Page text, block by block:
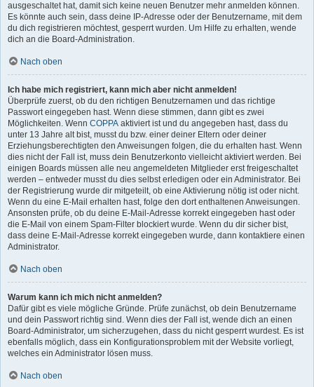
ausgeschaltet hat, damit sich keine neuen Benutzer mehr anmelden können.
Es könnte auch sein, dass deine IP-Adresse oder der Benutzername, mit dem
du dich registrieren möchtest, gesperrt wurden. Um Hilfe zu erhalten, wende
dich an die Board-Administration.
Nach oben
Ich habe mich registriert, kann mich aber nicht anmelden!
Überprüfe zuerst, ob du den richtigen Benutzernamen und das richtige
Passwort eingegeben hast. Wenn diese stimmen, dann gibt es zwei
Möglichkeiten. Wenn COPPA aktiviert ist und du angegeben hast, dass du
unter 13 Jahre alt bist, musst du bzw. einer deiner Eltern oder deiner
Erziehungsberechtigten den Anweisungen folgen, die du erhalten hast. Wenn
dies nicht der Fall ist, muss dein Benutzerkonto vielleicht aktiviert werden. Bei
einigen Boards müssen alle neu angemeldeten Mitglieder erst freigeschaltet
werden – entweder musst du dies selbst erledigen oder ein Administrator. Bei
der Registrierung wurde dir mitgeteilt, ob eine Aktivierung nötig ist oder nicht.
Wenn du eine E-Mail erhalten hast, folge den dort enthaltenen Anweisungen.
Ansonsten prüfe, ob du deine E-Mail-Adresse korrekt eingegeben hast oder
die E-Mail von einem Spam-Filter blockiert wurde. Wenn du dir sicher bist,
dass deine E-Mail-Adresse korrekt eingegeben wurde, dann kontaktiere einen
Administrator.
Nach oben
Warum kann ich mich nicht anmelden?
Dafür gibt es viele mögliche Gründe. Prüfe zunächst, ob dein Benutzername
und dein Passwort richtig sind. Wenn dies der Fall ist, wende dich an einen
Board-Administrator, um sicherzugehen, dass du nicht gesperrt wurdest. Es ist
ebenfalls möglich, dass ein Konfigurationsproblem mit der Website vorliegt,
welches ein Administrator lösen muss.
Nach oben